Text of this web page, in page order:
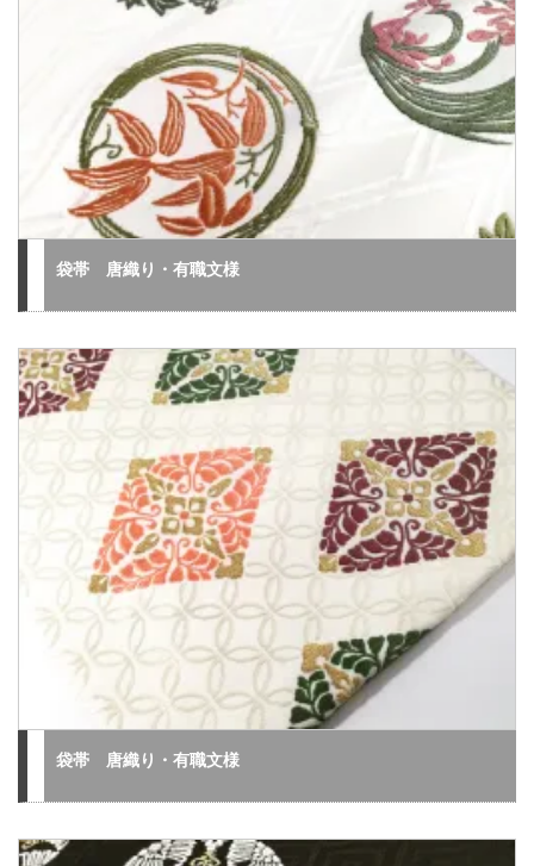
袋帯 唐織り・有職文様
袋帯 唐織り・有職文様